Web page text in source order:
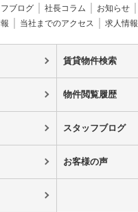
ブログ 社長コラム お知らせ
当社までのアクセス 求人情報
賃貸物件検索
物件閲覧履歴
スタッフブログ
お客様の声